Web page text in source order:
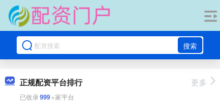
搜索
正规配资平台排行
已收录999+家平台
更多